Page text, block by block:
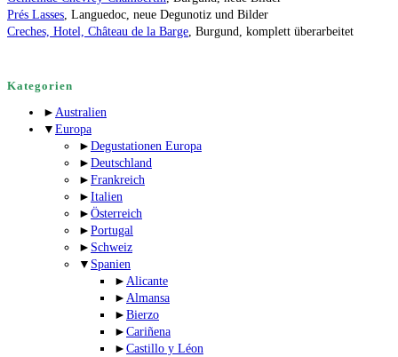
Prés Lasses, Languedoc, neue Degunotiz und Bilder
Creches, Hotel, Château de la Barge, Burgund, komplett überarbeitet
Kategorien
► Australien
▼ Europa
► Degustationen Europa
► Deutschland
► Frankreich
► Italien
► Österreich
► Portugal
► Schweiz
▼ Spanien
► Alicante
► Almansa
► Bierzo
► Cariñena
► Castillo y Léon